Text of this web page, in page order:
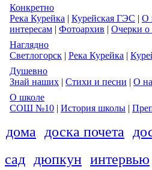
Конкретно
Река Курейка | Курейская ГЭС | О
интересам | Фотоархив | Очерки о
Наглядно
Светлогорск | Река Курейка |
Душевно
Знай наших | Стихи и песни | О
О школе
СОШ №10 | История школы |
дома доска почета
сад дюпкун интервью